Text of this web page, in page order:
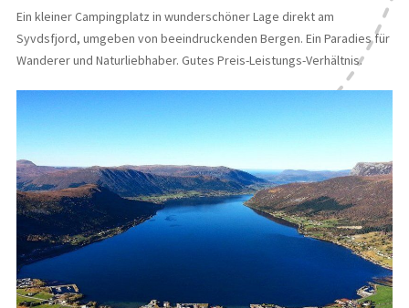
Ein kleiner Campingplatz in wunderschöner Lage direkt am
Syvdsfjord, umgeben von beeindruckenden Bergen. Ein Paradies für
Wanderer und Naturliebhaber. Gutes Preis-Leistungs-Verhältnis.